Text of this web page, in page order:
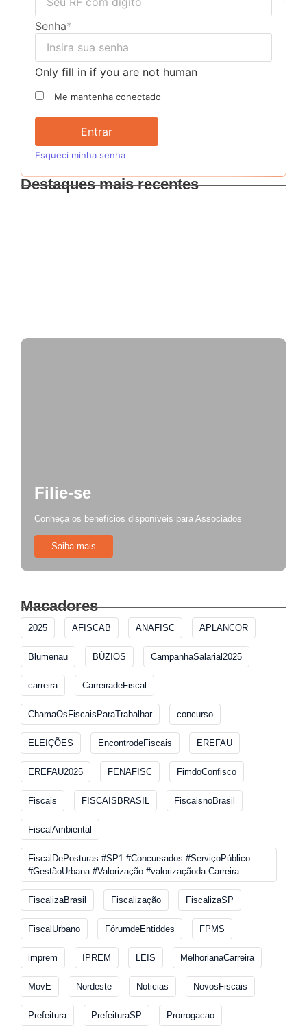
Senha*
Only fill in if you are not human
Me mantenha conectado
Esqueci minha senha
Destaques mais recentes
Filie-se
Conheça os benefícios disponíveis para Associados
Saiba mais
Macadores
2025 AFISCAB ANAFISC APLANCOR
Blumenau BÚZIOS CampanhaSalarial2025
carreira CarreiradeFiscal
ChamaOsFiscaisParaTrabalhar concurso
ELEIÇÕES EncontrodeFiscais EREFAU
EREFAU2025 FENAFISC FimdoConfisco
Fiscais FISCAISBRASIL FiscaisnoBrasil
FiscalAmbiental
FiscalDePosturas #SP1 #Concursados #ServiçoPúblico
#GestãoUrbana #Valorização #valorizaçãoda Carreira
FiscalizaBrasil Fiscalização FiscalizaSP
FiscalUrbano FórumdeEntiddes FPMS
imprem IPREM LEIS MelhorianaCarreira
MovE Nordeste Noticias NovosFiscais
Prefeitura PrefeituraSP Prorrogacao